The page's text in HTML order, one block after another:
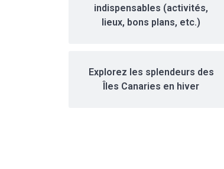
indispensables (activités,
lieux, bons plans, etc.)
Explorez les splendeurs des
Îles Canaries en hiver